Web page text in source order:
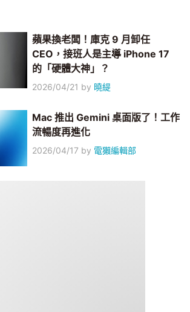
蘋果換老闆！庫克 9 月卸任
CEO，接班人是主導 iPhone 17
的「硬體大神」？
2026/04/21 by 曉緹
Mac 推出 Gemini 桌面版了！工作
流暢度再進化
2026/04/17 by 電獺編輯部